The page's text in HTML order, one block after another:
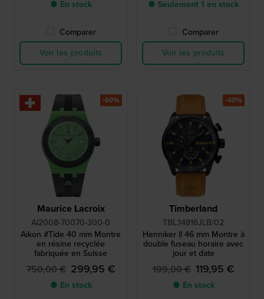
● En stock
Comparer
Voir les produits
● Seulement 1 en stock
Comparer
Voir les produits
Maurice Lacroix
AI2008-70070-300-0
Aikon #Tide 40 mm Montre
en résine recyclée
fabriquée en Suisse
750,00 € 299,95 €
● En stock
-60%
Timberland
TBL.14816JLB/02
Henniker ll 46 mm Montre à
double fuseau horaire avec
jour et date
199,00 € 119,95 €
● En stock
-40%